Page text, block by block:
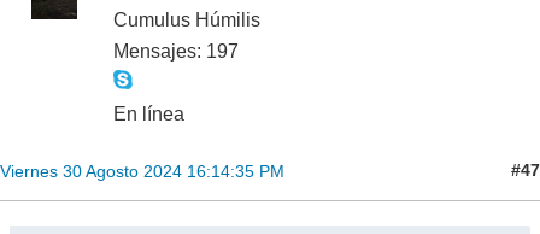
Cumulus Húmilis
Mensajes: 197
En línea
Viernes 30 Agosto 2024 16:14:35 PM #47